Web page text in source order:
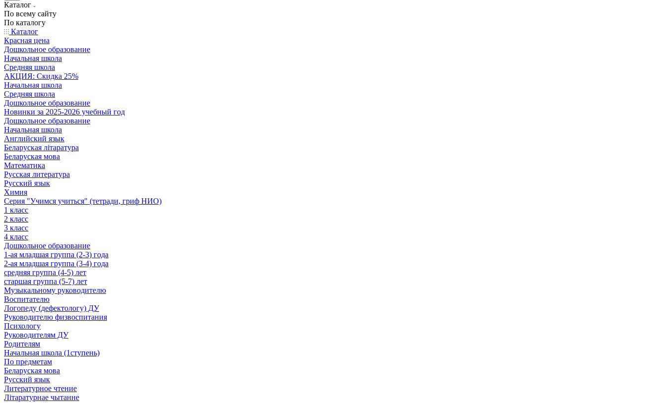
Каталог
По всему сайту
По каталогу
Каталог
Красная цена
Дошкольное образование
Начальная школа
Средняя школа
АКЦИЯ: Скидка 25%
Начальная школа
Средняя школа
Дошкольное образование
Новинки за 2025-2026 учебный год
Дошкольное образование
Начальная школа
Английский язык
Беларуская літаратура
Беларуская мова
Математика
Русская литература
Русский язык
Химия
Серия "Учимся учиться" (тетради, гриф НИО)
1 класс
2 класс
3 класс
4 класс
Дошкольное образование
1-ая младшая группа (2-3) года
2-ая младшая группа (3-4) года
средняя группа (4-5) лет
старшая группа (5-7) лет
Музыкальному руководителю
Воспитателю
Логопеду (дефектологу) ДУ
Руководителю физвоспитания
Психологу
Руководителям ДУ
Родителям
Начальная школа (1ступень)
По предметам
Беларуская мова
Русский язык
Литературное чтение
Літаратурнае чытанне